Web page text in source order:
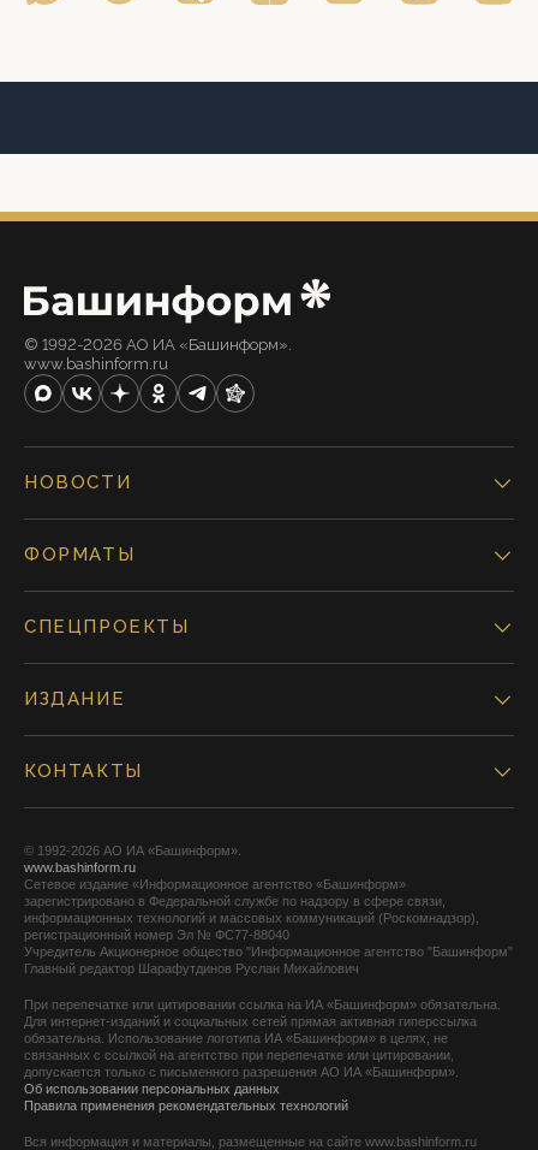
© 1992-2026 АО ИА «Башинформ».
www.bashinform.ru
НОВОСТИ
ФОРМАТЫ
СПЕЦПРОЕКТЫ
ИЗДАНИЕ
КОНТАКТЫ
© 1992-2026 АО ИА «Башинформ».
www.bashinform.ru
Сетевое издание «Информационное агентство «Башинформ»
зарегистрировано в Федеральной службе по надзору в сфере связи,
информационных технологий и массовых коммуникаций (Роскомнадзор),
регистрационный номер Эл № ФС77-88040
Учредитель Акционерное общество "Информационное агентство "Башинформ"
Главный редактор Шарафутдинов Руслан Михайлович
При перепечатке или цитировании ссылка на ИА «Башинформ» обязательна.
Для интернет-изданий и социальных сетей прямая активная гиперссылка
обязательна. Использование логотипа ИА «Башинформ» в целях, не
связанных с ссылкой на агентство при перепечатке или цитировании,
допускается только с письменного разрешения АО ИА «Башинформ».
Об использовании персональных данных
Правила применения рекомендательных технологий
Вся информация и материалы, размещенные на сайте www.bashinform.ru